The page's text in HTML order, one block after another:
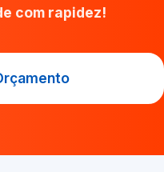
com rapidez!